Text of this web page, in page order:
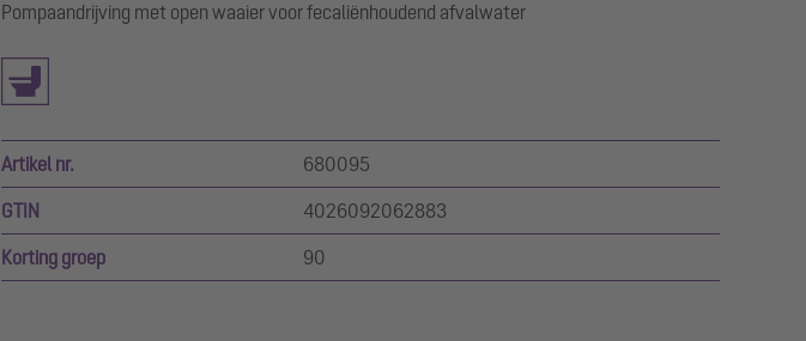
Pompaandrijving met open waaier voor fecaliënhoudend afvalwater
Artikel nr. 680095
GTIN 4026092062883
Korting groep 90